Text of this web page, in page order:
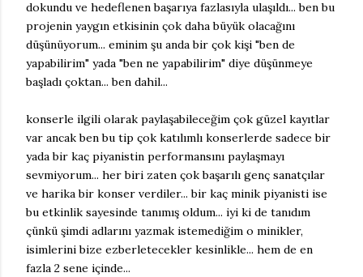
dokundu ve hedeflenen başarıya fazlasıyla ulaşıldı... ben bu
projenin yaygın etkisinin çok daha büyük olacağını
düşünüyorum... eminim şu anda bir çok kişi "ben de
yapabilirim" yada "ben ne yapabilirim" diye düşünmeye
başladı çoktan... ben dahil...
konserle ilgili olarak paylaşabileceğim çok güzel kayıtlar
var ancak ben bu tip çok katılımlı konserlerde sadece bir
yada bir kaç piyanistin performansını paylaşmayı
sevmiyorum... her biri zaten çok başarılı genç sanatçılar
ve harika bir konser verdiler... bir kaç minik piyanisti ise
bu etkinlik sayesinde tanımış oldum... iyi ki de tanıdım
çünkü şimdi adlarını yazmak istemediğim o minikler,
isimlerini bize ezberletecekler kesinlikle... hem de en
fazla 2 sene içinde...